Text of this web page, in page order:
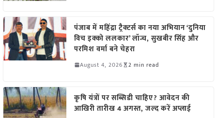
पंजाब में महिंद्रा ट्रैक्टर्स का नया अभियान ‘दुनिया
विच इक्को ललकार’ लॉन्च, सुखबीर सिंह और
परमिश वर्मा बने चेहरा
August 4, 2026 2 min read
कृषि यंत्रों पर सब्सिडी चाहिए? आवेदन की
आखिरी तारीख 4 अगस्त, जल्द करें अप्लाई